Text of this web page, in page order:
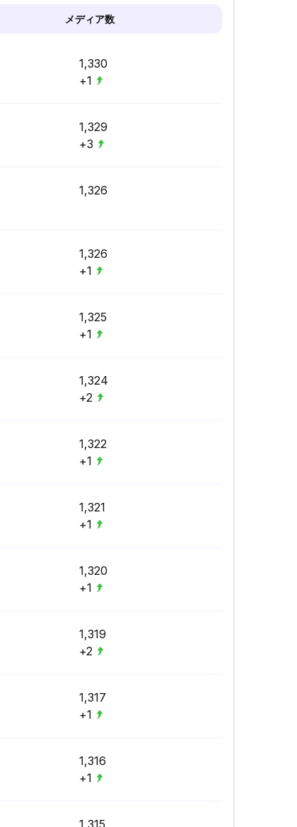
メディア数
1,330
+1
1,329
+3
1,326
1,326
+1
1,325
+1
1,324
+2
1,322
+1
1,321
+1
1,320
+1
1,319
+2
1,317
+1
1,316
+1
1,315